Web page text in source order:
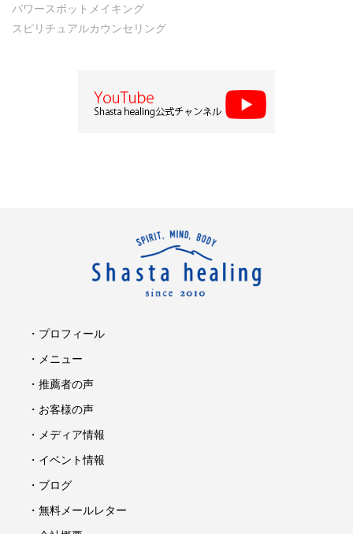
パワースポットメイキング
スピリチュアルカウンセリング
・プロフィール
・メニュー
・推薦者の声
・お客様の声
・メディア情報
・イベント情報
・ブログ
・無料メールレター